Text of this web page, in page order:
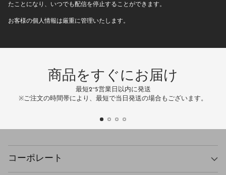
ー
ア
レ
たことになり、いつでも配信を停止することができます。
お客様の個人情報は厳重に管理いたします。
商品をすぐにお届け
最短2~5営業日以内に発送
※ご注文の時間帯により、最短で当日発送の場合もございます。
コーポレート